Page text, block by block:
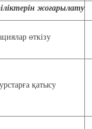
жоғарылату
өткізу
қатысу